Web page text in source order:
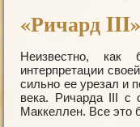
«Ричард III»
Неизвестно,
интерпретации
сильно ее урезал и
века. Ричарда III с
Маккеллен. Все это